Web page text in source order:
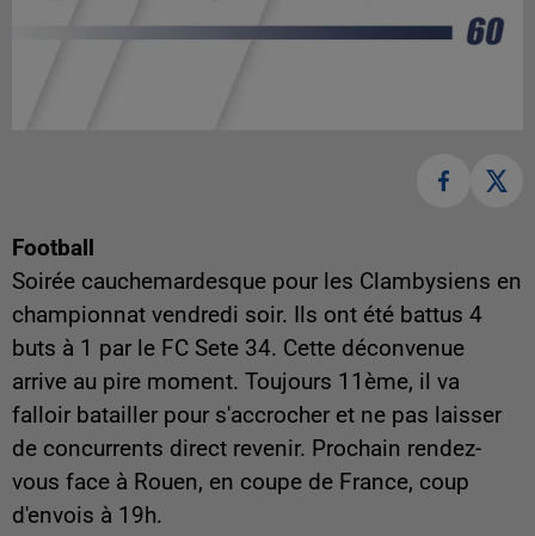
Football
Soirée cauchemardesque pour les Clambysiens en
championnat vendredi soir. Ils ont été battus 4
buts à 1 par le FC Sete 34. Cette déconvenue
arrive au pire moment. Toujours 11ème, il va
falloir batailler pour s'accrocher et ne pas laisser
de concurrents direct revenir. Prochain rendez-
vous face à Rouen, en coupe de France, coup
d'envois à 19h.